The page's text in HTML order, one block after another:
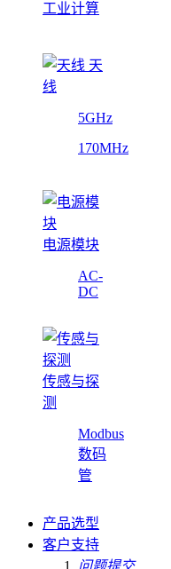
工业计算
天
线
5GHz
170MHz
电源模块
AC-
DC
传感与探
测
Modbus
数码
管
产品选型
客户支持
问题提交